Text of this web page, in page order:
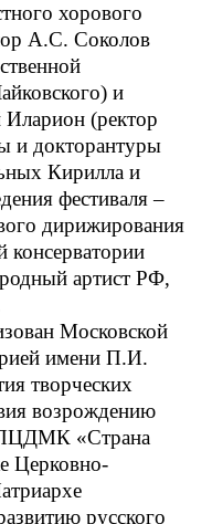
хорового
А.С. Соколов
и
(ректор
и докторантуры
Кирилла и
фестиваля –
дирижирования
консерватории
артист РФ,
Московской
имени П.И.
творческих
возрождению
«Страна
Церковно-
русского